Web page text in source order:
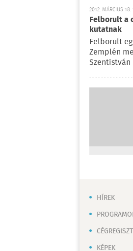
2012. MÁRCIUS
Felborult a
kutatnak
Felborult
Zemplén
HÍREK
KÉPEK